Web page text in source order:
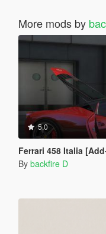
More mods by
5.0
Ferrari 458 Italia
By backfire D